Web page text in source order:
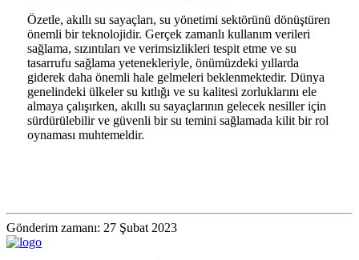
Özetle, akıllı su sayaçları, su yönetimi sektörünü dönüştüren
önemli bir teknolojidir. Gerçek zamanlı kullanım verileri
sağlama, sızıntıları ve verimsizlikleri tespit etme ve su
tasarrufu sağlama yetenekleriyle, önümüzdeki yıllarda
giderek daha önemli hale gelmeleri beklenmektedir. Dünya
genelindeki ülkeler su kıtlığı ve su kalitesi zorluklarını ele
almaya çalışırken, akıllı su sayaçlarının gelecek nesiller için
sürdürülebilir ve güvenli bir su temini sağlamada kilit bir rol
oynaması muhtemeldir.
Gönderim zamanı: 27 Şubat 2023